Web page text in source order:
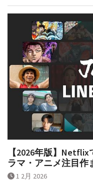
【2026年版】
ラマ・アニメ注目作
1 2月 2026